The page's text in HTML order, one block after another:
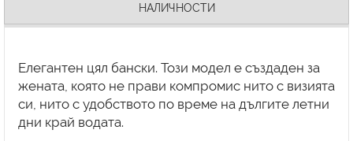
НАЛИЧНОСТИ
Елегантен цял бански. Този модел е създаден за
жената, която не прави компромис нито с визията
си, нито с удобството по време на дългите летни
дни край водата.